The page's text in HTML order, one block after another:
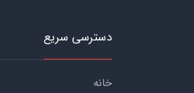
دسترسی سریع
خانه